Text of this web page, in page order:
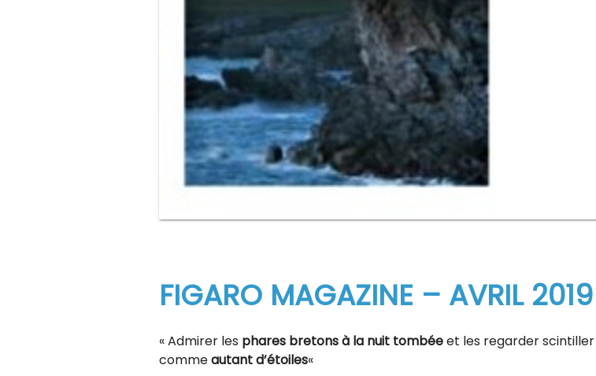
FIGARO MAGAZINE – AVRIL 2019
« Admirer les phares bretons à la nuit tombéeet les regarder scintiller
commeautant d’étoiles«